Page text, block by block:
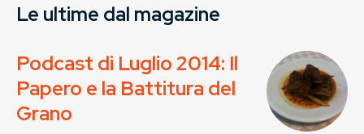
Le ultime dal magazine
Podcast di Luglio 2014: Il
Papero e la Battitura del
Grano